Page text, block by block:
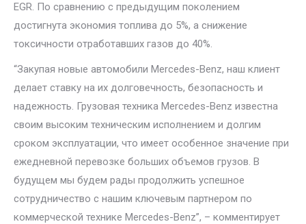
EGR. По сравнению с предыдущим поколением
достигнута экономия топлива до 5%, а снижение
токсичности отработавших газов до 40%.
“Закупая новые автомобили Mercedes-Benz, наш клиент
делает ставку на их долговечность, безопасность и
надежность. Грузовая техника Mercedes-Benz известна
своим высоким техническим исполнением и долгим
сроком эксплуатации, что имеет особенное значение при
ежедневной перевозке больших объемов грузов. В
будущем мы будем рады продолжить успешное
сотрудничество с нашим ключевым партнером по
коммерческой технике Mercedes-Benz”, – комментирует